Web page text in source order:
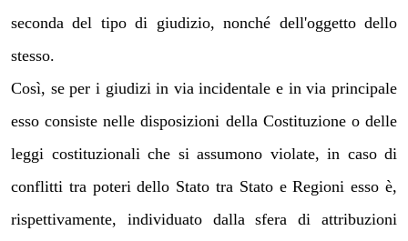
seconda del tipo di giudizio, nonché dell'oggetto dello
stesso.
Così, se per i giudizi in via incidentale e in via principale
esso consiste nelle disposizioni della Costituzione o delle
leggi costituzionali che si assumono violate, in caso di
conflitti tra poteri dello Stato tra Stato e Regioni esso è,
rispettivamente, individuato dalla sfera di attribuzioni